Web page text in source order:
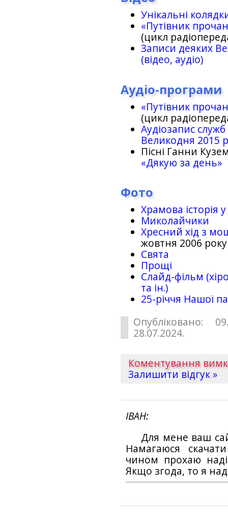
Унікальні
«Путівник
(цикл
Записи деяких
(відео, аудіо)
Аудіо-програми
«Путівник
(цикл
Аудіозапис
Великодня 2015
Пісні Ганни
«Дякую за день»
Фото
Храмова історія
Миколайчики
Хресний хід з
жовтня 2006 року
Свята
Прощі
Слайд-фільм
та ін.)
25-рiччя Нашої
Опубліковано:
28.07.2024.
Коментування
Залишити відгук »
ІВАН
Для мене ваш
Намагаюся
чином прохаю
Якщо згода, то я